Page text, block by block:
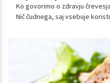
Ko govorimo o zdravju
Nič čudnega, saj vsebuje